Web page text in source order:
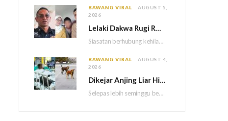
BAWANG VIRAL
AUGUST 5,
2026
Lelaki Dakwa Rugi RM25,000 Akibat Hutang Kutu, Polis Siasat Kaitan Dengan Kehilangan Tiga Beranak
Siasatan berhubung kehilangan tiga sekeluarga di Bukit Kayu Hitam kini memasuki perkembangan baharu apabila polis…
BAWANG VIRAL
AUGUST 4,
2026
Dikejar Anjing Liar Hingga Kemalangan, Mekanik Berdepan Risiko Kecederaan Otak Kekal
Selepas lebih seminggu berada dalam keadaan koma akibat kemalangan dipercayai berpunca daripada kejadian dikejar sekumpulan…